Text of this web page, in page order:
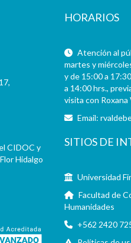
CIDOC y
Hidalgo
HORARIOS
Atención al
martes y
y de 15:00 a
a 14:00 hrs.,
visita con
Email:
SITIOS DE
Universidad
Facultad de
Humanidades
+562 2420